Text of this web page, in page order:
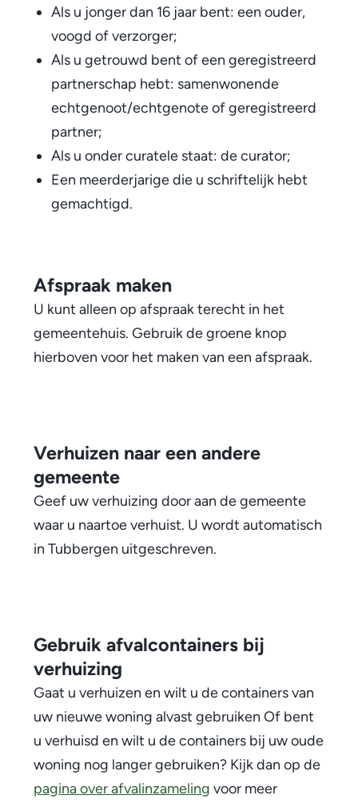
Als u jonger dan 16 jaar bent: een ouder,
voogd of verzorger;
Als u getrouwd bent of een geregistreerd
partnerschap hebt: samenwonende
echtgenoot/echtgenote of geregistreerd
partner;
Als u onder curatele staat: de curator;
Een meerderjarige die u schriftelijk hebt
gemachtigd.
Afspraak maken
U kunt alleen op afspraak terecht in het
gemeentehuis. Gebruik de groene knop
hierboven voor het maken van een afspraak.
Verhuizen naar een andere
gemeente
Geef uw verhuizing door aan de gemeente
waar u naartoe verhuist. U wordt automatisch
in Tubbergen uitgeschreven.
Gebruik afvalcontainers bij
verhuizing
Gaat u verhuizen en wilt u de containers van
uw nieuwe woning alvast gebruiken Of bent
u verhuisd en wilt u de containers bij uw oude
woning nog langer gebruiken? Kijk dan op de
pagina over afvalinzameling voor meer